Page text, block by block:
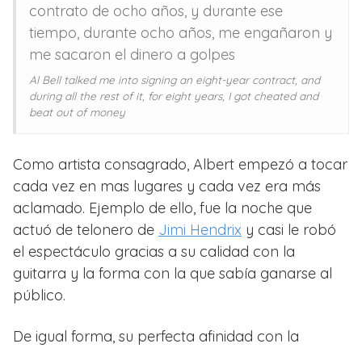
contrato de ocho años, y durante ese
tiempo, durante ocho años, me engañaron y
me sacaron el dinero a golpes
Al Bell talked me into signing an eight-year contract, and
during all the rest of it, for eight years, I got cheated and
beat out of money
Como artista consagrado, Albert empezó a tocar
cada vez en mas lugares y cada vez era más
aclamado. Ejemplo de ello, fue la noche que
actuó de telonero de Jimi Hendrix y casi le robó
el espectáculo gracias a su calidad con la
guitarra y la forma con la que sabía ganarse al
público.
De igual forma, su perfecta afinidad con la